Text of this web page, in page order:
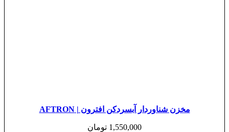
مخزن شناوردار آبسردکن افترون | AFTRON
1,550,000 تومان